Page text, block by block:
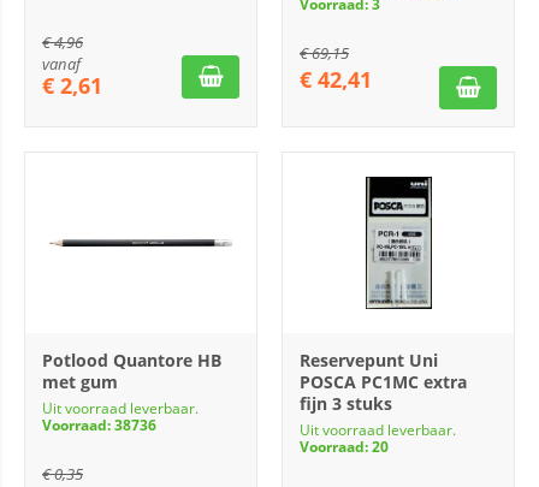
€4,96
vanaf
€ 2,61
Voorraad: 3
€69,15
€ 42,41
Potlood Quantore HB
met gum
Uit voorraad leverbaar.
Voorraad: 38736
€0,35
Reservepunt Uni
POSCA PC1MC extra
fijn 3 stuks
Uit voorraad leverbaar.
Voorraad: 20